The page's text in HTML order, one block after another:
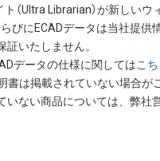
（Ultra Librarian）が新しいウ
びにECADデータは当社提
証いたしません。
データの仕様に関してはこち
書は掲載されていない場合が
いない商品については、弊社